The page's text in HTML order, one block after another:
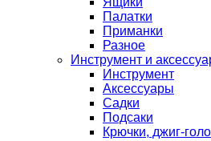
Палатки
Приманки
Разное
Инструмент и
Инструмент
Аксессуары
Садки
Подсаки
Крючки, джиг-